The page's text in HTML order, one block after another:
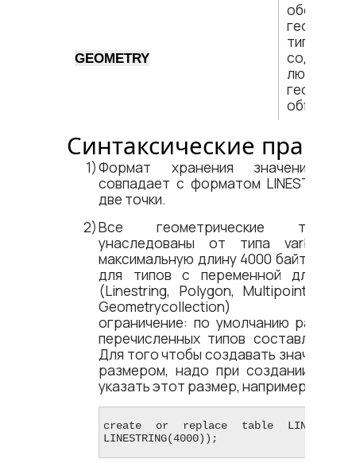
GEOMETRY
тип
любой
объект)
Синтаксические
Формат хранения значений
совпадает с форматом LINESTRING,
две точки.
Все геометрические типы
унаследованы от типа varbyte
максимальную длину 4000 байт. В
для типов с переменной длиной
(Linestring, Polygon, Multipoint,
Geometrycollection)
ограничение: по умолчанию размер
перечисленных типов составляет
Для того чтобы создавать значения
размером, надо при создании
указать этот размер, например:
create or replace table
LINESTRING(4000));